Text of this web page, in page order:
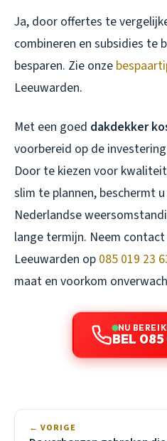
Ja, door offertes te
combineren en subsidies te
besparen. Zie onze
Leeuwarden.
Met een goed dakdekker
voorbereid op de
Door te kiezen voor
slim te plannen, beschermt
Nederlandse
lange termijn. Neem
Leeuwarden op 085 019 23
maat en voorkom
NU
BEL
← VORIGE